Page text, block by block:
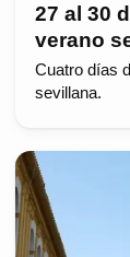
27 al 30
verano
Cuatro días
sevillana.